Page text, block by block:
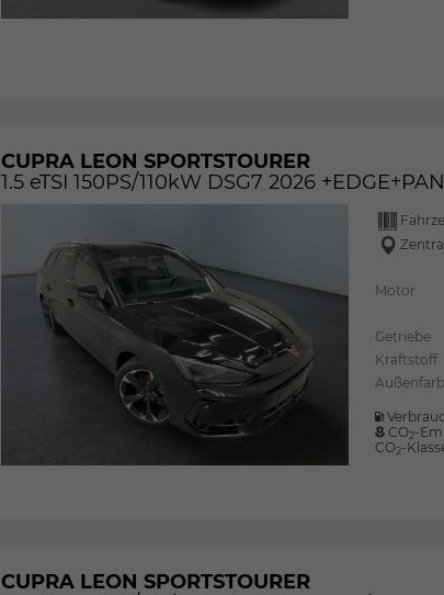
CUPRA LEON SPORTSTOURER
1.5 eTSI 150PS/110kW DSG7 2026
Motor
Getriebe
Kraftstoff
CO2-
CO2-
CUPRA LEON SPORTSTOURER